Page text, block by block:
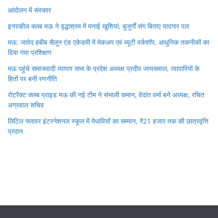
आंदोलन में संस्कार
इनरव्हील क्लब मऊ ने वृद्धाश्रम में मनाई खुशियां, बुजुर्गों संग बिताए यादगार पल
मऊ: जावेद हबीब सैलून एंड एकेडमी में मेकअप एवं ब्यूटी वर्कशॉप, आधुनिक तकनीकों का
दिया गया प्रशिक्षण
मऊ पहुंचे समाजवादी व्यापार सभा के प्रदेश अध्यक्ष प्रदीप जायसवाल, व्यापारियों के
हितों पर बनी रणनीति
रोटरैक्ट क्लब प्राइड मऊ की नई टीम ने संभाली कमान, वेदांत वर्मा बने अध्यक्ष, रचित
अग्रवाल सचिव
लिटिल फ्लावर इंटरनेशनल स्कूल में मेधावियों का सम्मान, ₹21 हजार तक की छात्रवृत्ति
प्रदान